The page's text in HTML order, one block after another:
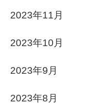
2023年11月
2023年10月
2023年9月
2023年8月